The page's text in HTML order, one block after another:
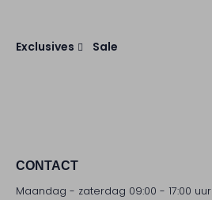
Exclusives Sale
CONTACT
Maandag - zaterdag 09:00 - 17:00 uur